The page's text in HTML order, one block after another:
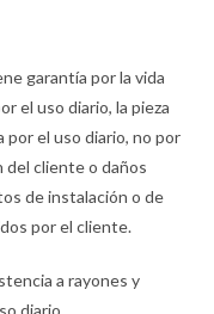
garantía por la vida
el uso diario, la pieza
por el uso diario, no por
del cliente o daños
de instalación o de
por el cliente.
a rayones y
diario.